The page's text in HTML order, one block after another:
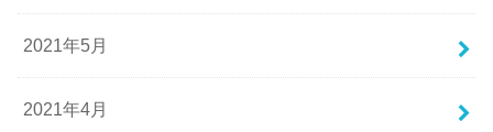
2021年5月
2021年4月